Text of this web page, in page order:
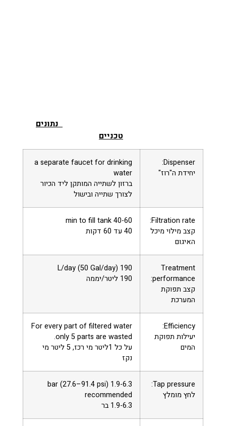
נתונים
טכניים
Dispenser:
יחידת ה"רוז"
a separate faucet for drinking
water
ברזון לשתייה המותקן ליד הכיור
לצורך שתייה ובישול
Filtration rate:
קצב מילוי מיכל
האיגום
40-60 min to fill tank
40 עד 60 דקות
Treatment
performance:
קצב תפוקת
המערכת
190 L/day (50 Gal/day)
190 ליטר/יממה
Efficiency:
יעילות תפוקת
המים
For every part of filtered water
only 5 parts are wasted.
על כל 1ליטר מי רכז, 5 ליטר מי
נקז
Tap pressure:
לחץ מומלץ
1.9-6.3 bar (27.6–91.4 psi)
recommended
1.9-6.3 בר